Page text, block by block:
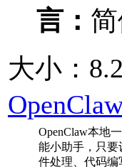
言：
大小：
OpenClaw本地
能小助手，只
件处理、代码